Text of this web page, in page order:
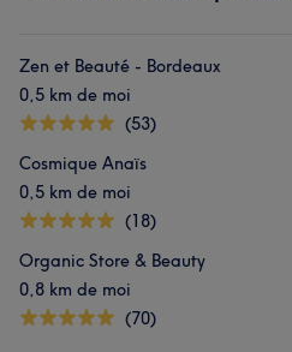
Zen et Beauté - Bordeaux
0,5 km de moi
(53)
Cosmique Anaïs
0,5 km de moi
(18)
Organic Store & Beauty
0,8 km de moi
(70)